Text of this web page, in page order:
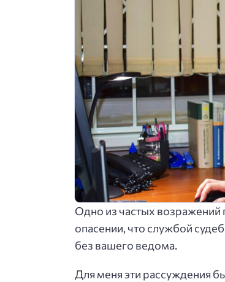
Одно из частых возражений
опасении, что службой
без вашего ведома.
Для меня эти рассуждения